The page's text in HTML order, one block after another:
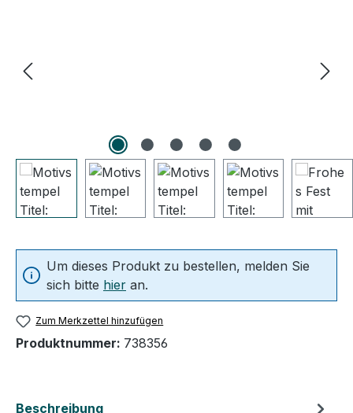
Um dieses Produkt zu bestellen, melden Sie
sich bitte hier an.
Zum Merkzettel hinzufügen
Produktnummer: 738356
Beschreibung